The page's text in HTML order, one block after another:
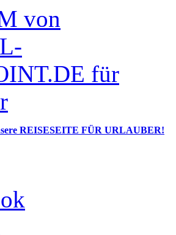
REISESEITE FÜR URLAUBER!